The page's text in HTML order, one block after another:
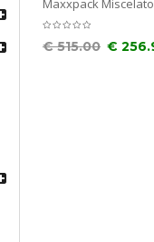
Maxxpack
€515.00 €